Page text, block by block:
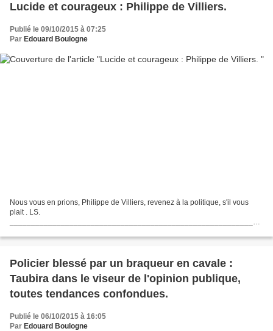
Lucide et courageux : Philippe de Villiers.
Publié le 09/10/2015 à 07:25
Par Edouard Boulogne
Nous vous en prions, Philippe de Villiers, revenez à la politique, s'il vous
plait . LS.
de l'islam" http://www.bfmtv.com/politique/philippe-de-villiers-je-refuse-que-
Policier blessé par un braqueur en cavale :
Taubira dans le viseur de l'opinion publique,
toutes tendances confondues.
Publié le 06/10/2015 à 16:05
Par Edouard Boulogne